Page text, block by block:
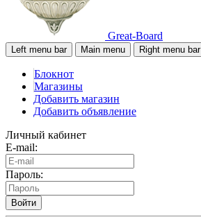
Great-Board
Left menu bar Main menu Right menu bar
Блокнот
Магазины
Добавить магазин
Добавить объявление
Личный кабинет
E-mail:
Пароль:
Войти